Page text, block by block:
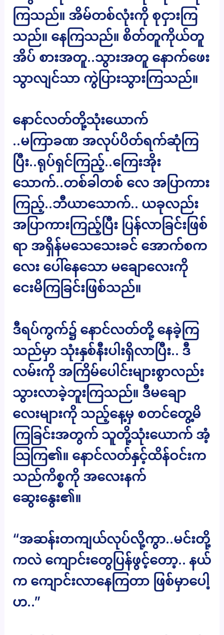
ကြသည်။ အိမ်တစ်လုံးကို စုငှားကြ
သည်။ နေကြသည်။ စိတ်တူကိုယ်တူ
အိပ် စားအတူ..သွားအတူ နောက်ဖေး
သွာလျင်သာ ကွဲပြားသွားကြသည်။
နောင်လတ်တို့သုံးယောက်
..မကြာခဏ အလုပ်ပိတ်ရက်ဆုံကြ
ပြီး..ရုပ်ရှင်ကြည့်..ကြေးအိုး
သောက်..တစ်ခါတစ် လေ အပြာကား
ကြည့်..ဘီယာသောက်.. ယခုလည်း
အပြာကားကြည့်ပြီး ပြန်လာခြင်းဖြစ်
ရာ အရှိန်မသေသေးခင် အောက်စက
လေး ပေါ်နေသော မချောလေးကို
ငေးမိကြခြင်းဖြစ်သည်။
ဒီရပ်ကွက်၌ နောင်လတ်တို့ နေခဲ့ကြ
သည်မှာ သုံးနှစ်နီးပါးရှိလာပြီး.. ဒီ
လမ်းကို အကြိမ်ပေါင်းများစွာလည်း
သွားလာခဲ့ဘူးကြသည်။ ဒီမချော
လေးများကို သည့်နေ့မှ စတင်တွေ့မိ
ကြခြင်းအတွက် သူတို့သုံးယောက် အံ့
သြကြ၏။ နောင်လတ်နှင့်ထိန်ဝင်းက
သည်ကိစ္စကို အလေးနက်
ဆွေးနွေး၏။
“အဆန်းတကျယ်လုပ်လို့ကွာ..မင်းတို့
ကလဲ ကျောင်းတွေပြန်ဖွင့်တော့.. နယ်
က ကျောင်းလာနေကြတာ ဖြစ်မှာပေါ့
ဟ..”